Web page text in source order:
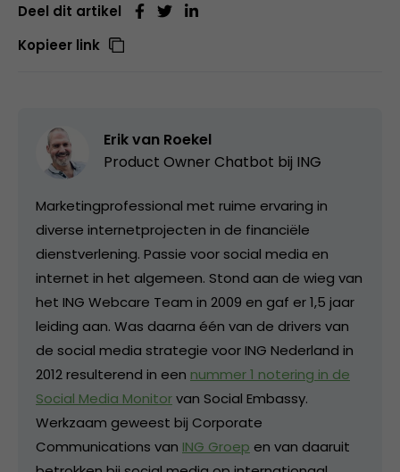
Deel dit artikel
Kopieer link
Erik van Roekel
Product Owner Chatbot bij ING
Marketingprofessional met ruime ervaring in
diverse internetprojecten in de financiële
dienstverlening. Passie voor social media en
internet in het algemeen. Stond aan de wieg van
het ING Webcare Team in 2009 en gaf er 1,5 jaar
leiding aan. Was daarna één van de drivers van
de social media strategie voor ING Nederland in
2012 resulterend in een nummer 1 notering in de
Social Media Monitorvan Social Embassy.
Werkzaam geweest bij Corporate
Communications van ING Groep en van daaruit